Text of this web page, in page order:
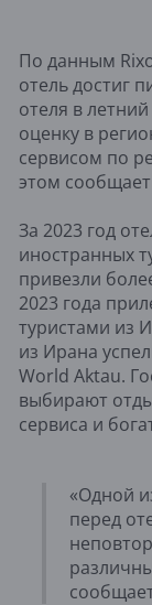
По данным
отель достиг
отеля в
оценку в
сервисом по
этом
За 2023 год
иностранных
привезли
2023 года
туристами из
из Ирана
World Aktau.
выбирают
сервиса и
«Одной
перед